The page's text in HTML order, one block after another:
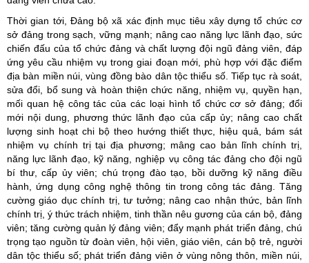
Thời gian tới, Đảng bộ xã xác định mục tiêu xây dựng tổ chức cơ
sở đảng trong sạch, vững mạnh; nâng cao năng lực lãnh đạo, sức
chiến đấu của tổ chức đảng và chất lượng đội ngũ đảng viên, đáp
ứng yêu cầu nhiệm vụ trong giai đoạn mới, phù hợp với đặc điểm
địa bàn miền núi, vùng đồng bào dân tộc thiểu số. Tiếp tục rà soát,
sửa đổi, bổ sung và hoàn thiện chức năng, nhiệm vụ, quyền hạn,
mối quan hệ công tác của các loại hình tổ chức cơ sở đảng; đổi
mới nội dung, phương thức lãnh đạo của cấp ủy; nâng cao chất
lượng sinh hoạt chi bộ theo hướng thiết thực, hiệu quả, bám sát
nhiệm vụ chính trị tại địa phương; mâng cao bản lĩnh chính trị,
năng lực lãnh đạo, kỹ năng, nghiệp vụ công tác đảng cho đội ngũ
bí thư, cấp ủy viên; chú trọng đào tạo, bồi dưỡng kỹ năng điều
hành, ứng dụng công nghệ thông tin trong công tác đảng. Tăng
cường giáo dục chính trị, tư tưởng; nâng cao nhận thức, bản lĩnh
chính trị, ý thức trách nhiệm, tinh thần nêu gương của cán bộ, đảng
viên; tăng cường quản lý đảng viên; đẩy mạnh phát triển đảng, chú
trọng tạo nguồn từ đoàn viên, hội viên, giáo viên, cán bộ trẻ, người
dân tộc thiểu số; phát triển đảng viên ở vùng nông thôn, miền núi,